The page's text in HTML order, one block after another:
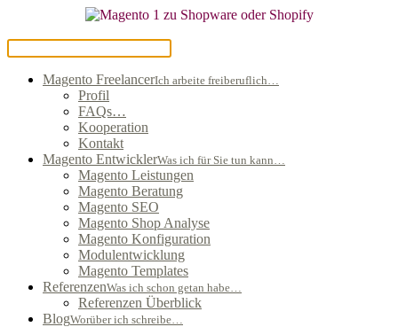
Magento FreelancerIch arbeite freiberuflich…
Profil
FAQs…
Kooperation
Kontakt
Magento EntwicklerWas ich für Sie tun kann…
Magento Leistungen
Magento Beratung
Magento SEO
Magento Shop Analyse
Magento Konfiguration
Modulentwicklung
Magento Templates
ReferenzenWas ich schon getan habe…
Referenzen Überblick
BlogWorüber ich schreibe…